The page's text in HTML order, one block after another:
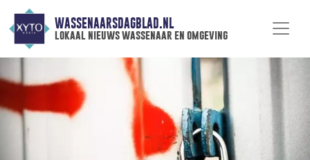
WASSENAARSDAGBLAD.NL
lokaal nieuws wassenaar en omgeving